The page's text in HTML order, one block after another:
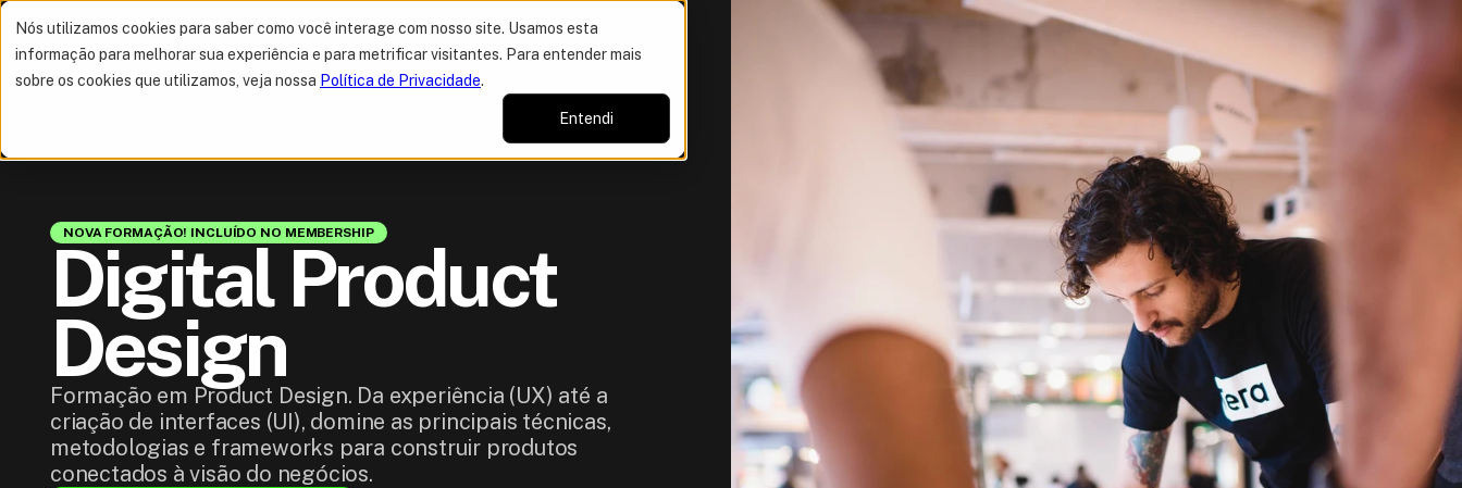
Nós utilizamos cookies para saber como você interage com nosso site. Usamos esta
informação para melhorar sua experiência e para metrificar visitantes. Para entender mais
sobre os cookies que utilizamos, veja nossa Política de Privacidade.
Entendi
NOVA FORMAÇÃO! INCLUÍDO NO MEMBERSHIP
Digital Product
Design
Formação em Product Design. Da experiência (UX) até a
criação de interfaces (UI), domine as principais técnicas,
metodologias e frameworks para construir produtos
conectados à visão do negócios.